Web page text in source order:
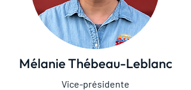
Mélanie Thébeau-Leblanc
Vice-présidente